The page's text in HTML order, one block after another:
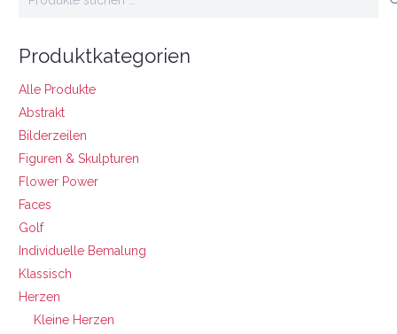
nach:
Produktkategorien
Alle Produkte
Abstrakt
Bilderzeilen
Figuren & Skulpturen
Flower Power
Faces
Golf
Individuelle Bemalung
Klassisch
Herzen
Kleine Herzen